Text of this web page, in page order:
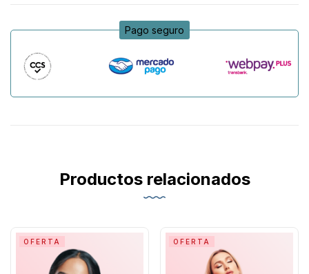
Pago seguro
Productos relacionados
OFERTA OFERTA